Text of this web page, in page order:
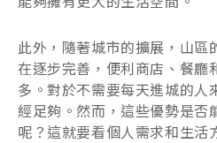
此外，隨著城市的擴展，山區
在逐步完善，便利商店、餐廳
多。對於不需要每天進城的人
經足夠。然而，這些優勢是否
呢？這就要看個人需求和生活